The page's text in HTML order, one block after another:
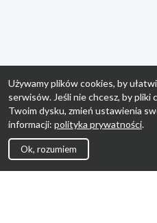
Używamy plików cookies, by
serwisów. Jeśli nie chcesz, by pliki
Twoim dysku, zmień ustawienia
informacji: polityka prywatności.
Ok, rozumiem